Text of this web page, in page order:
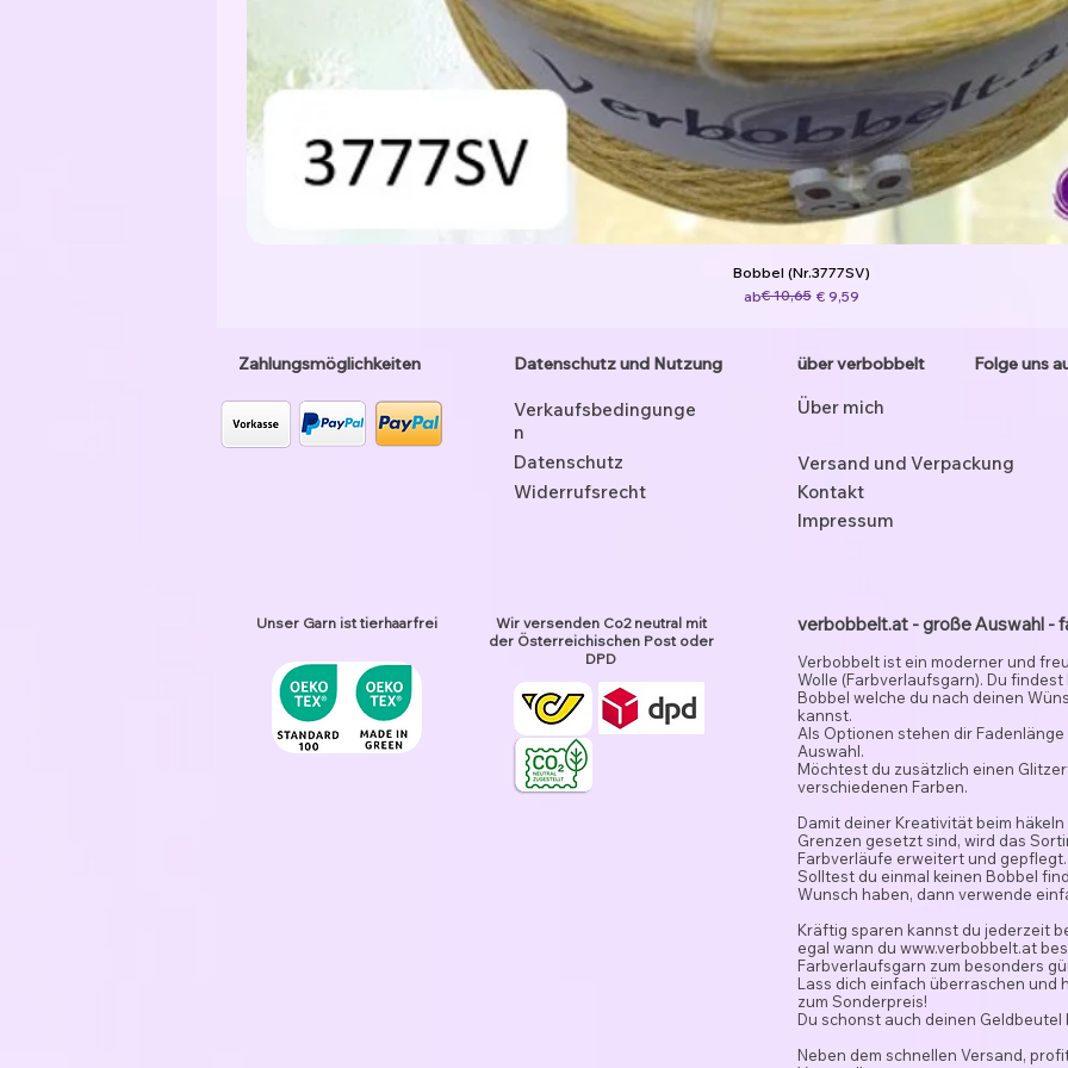
Bobbel (Nr.3777SV)
ab
Standardpreis
€ 10,65 € 9,59
Sale-Preis
Zahlungsmöglichkeiten Datenschutz und Nutzung
Verkaufsbedingunge
n
Datenschutz
Widerrufsrecht
Unser Garn ist tierhaarfrei
Wir versenden Co2 neutral mit
der Österreichischen Post oder
DPD
über verbobbelt
Über mich
Folge uns
Versand und Verpackung
Kontakt
Impressum
verbobbelt.at - große Auswahl -
Verbobbelt ist ein moderner und
Wolle (Farbverlaufsgarn). Du
Bobbel welche du nach deinen
kannst.
Als Optionen stehen dir
Auswahl.
Möchtest du zusätzlich einen
verschiedenen Farben.
Damit deiner Kreativität beim
Grenzen gesetzt sind, wird das
Farbverläufe erweitert und gepflegt.
Solltest du einmal keinen Bobbel
Wunsch haben, dann verwende
Kräftig sparen kannst du jederzeit
egal wann du www.verbobbelt.at
Farbverlaufsgarn zum besonders
Lass dich einfach überraschen und
zum Sonderpreis!
Du schonst auch deinen
Neben dem schnellen Versand,